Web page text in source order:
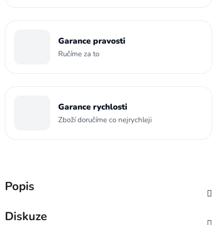
Garance pravosti
Ručíme za to
Garance rychlosti
Zboží doručíme co nejrychleji
Popis
Diskuze